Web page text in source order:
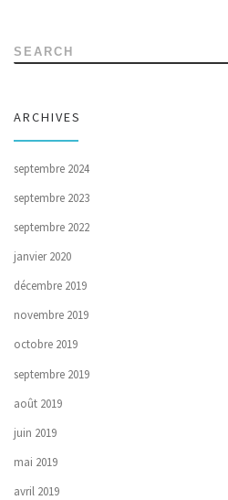
e
SEARCH
ARCHIVES
septembre 2024
septembre 2023
septembre 2022
janvier 2020
décembre 2019
novembre 2019
octobre 2019
septembre 2019
août 2019
juin 2019
mai 2019
avril 2019